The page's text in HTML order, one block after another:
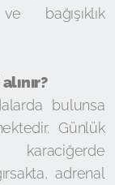
bağışıklık
bulunsa
Günlük
adrenal